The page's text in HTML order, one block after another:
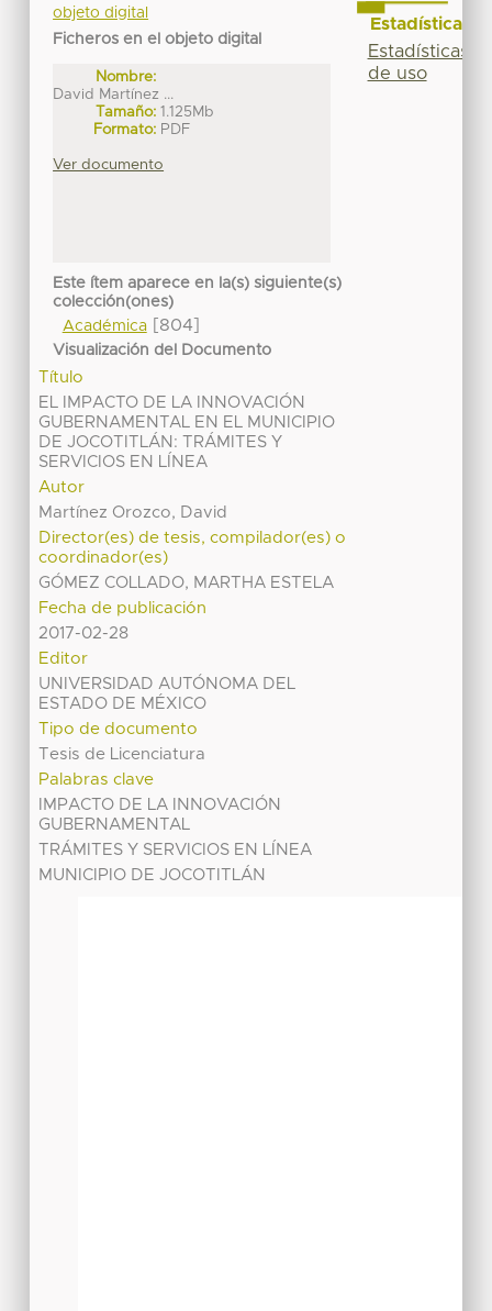
objeto digital
Ficheros en el objeto digital
Nombre:
David Martínez ...
Tamaño: 1.125Mb
Formato: PDF
Ver documento
Este ítem aparece en la(s) siguiente(s)
colección(ones)
Académica[804]
Visualización del Documento
Título
EL IMPACTO DE LA INNOVACIÓN
GUBERNAMENTAL EN EL MUNICIPIO
DE JOCOTITLÁN: TRÁMITES Y
SERVICIOS EN LÍNEA
Autor
Martínez Orozco, David
Director(es) de tesis, compilador(es) o
coordinador(es)
GÓMEZ COLLADO, MARTHA ESTELA
Fecha de publicación
2017-02-28
Editor
UNIVERSIDAD AUTÓNOMA DEL
ESTADO DE MÉXICO
Tipo de documento
Tesis de Licenciatura
Palabras clave
IMPACTO DE LA INNOVACIÓN
GUBERNAMENTAL
TRÁMITES Y SERVICIOS EN LÍNEA
MUNICIPIO DE JOCOTITLÁN
Estadísticas
Estadísticas
de uso